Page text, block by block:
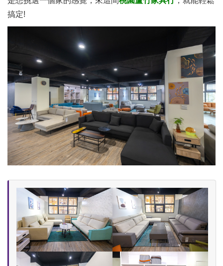
搞定!